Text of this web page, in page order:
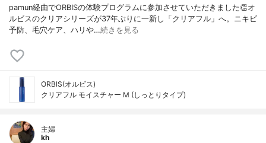
pamun経由でORBISの体験プログラムに参加させていただきました👏オ
ルビスのクリアシリーズが37年ぶりに一新し「クリアフル」へ。ニキビ
予防、毛穴ケア、ハリや…続きを見る
ORBIS(オルビス)
クリアフル モイスチャー M (しっとりタイプ)
主婦
kh